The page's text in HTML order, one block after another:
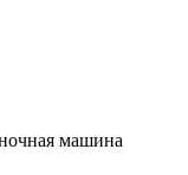
машина